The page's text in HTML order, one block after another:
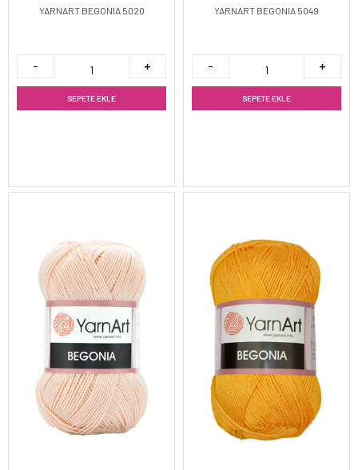
YARNART BEGONIA 5020
SEPETE EKLE
YARNART BEGONIA 5049
SEPETE EKLE